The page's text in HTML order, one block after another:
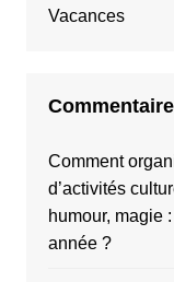
Vacances
Comment
d’activités
humour, magie
année ?